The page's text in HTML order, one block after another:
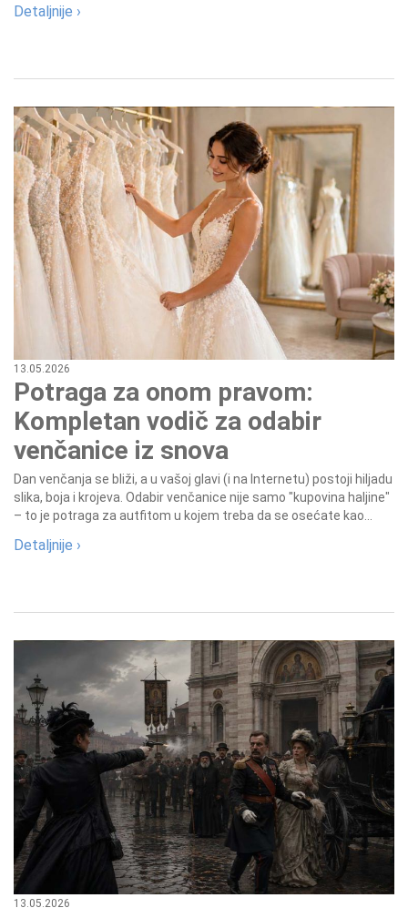
Detaljnije ›
13.05.2026
Potraga za onom pravom:
Kompletan vodič za odabir
venčanice iz snova
Dan venčanja se bliži, a u vašoj glavi (i na Internetu) postoji hiljadu
slika, boja i krojeva. Odabir venčanice nije samo "kupovina haljine"
– to je potraga za autfitom u kojem treba da se osećate kao...
Detaljnije ›
13.05.2026